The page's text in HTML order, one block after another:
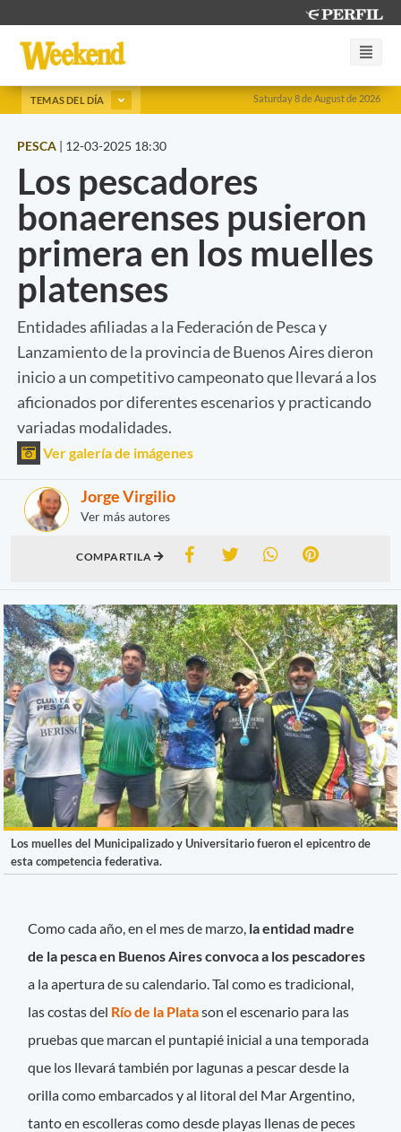
Saturday 8 de August de 2026
TEMAS DEL DÍA
PESCA | 12-03-2025 18:30
Los pescadores
bonaerenses pusieron
primera en los muelles
platenses
Entidades afiliadas a la Federación de Pesca y
Lanzamiento de la provincia de Buenos Aires dieron
inicio a un competitivo campeonato que llevará a los
aficionados por diferentes escenarios y practicando
variadas modalidades.
Ver galería de imágenes
Jorge Virgilio
Ver más autores
COMPARTILA
Los muelles del Municipalizado y Universitario fueron el epicentro de
esta competencia federativa.
Como cada año, en el mes de marzo, la entidad madre
de la pesca en Buenos Aires convoca a los pescadores
a la apertura de su calendario. Tal como es tradicional,
las costas del Río de la Platason el escenario para las
pruebas que marcan el puntapié inicial a una temporada
que los llevará también por lagunas a pescar desde la
orilla como embarcados y al litoral del Mar Argentino,
tanto en escolleras como desde playas llenas de peces